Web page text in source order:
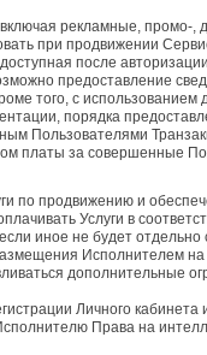
рекламные, промо-,
при продвижении
после
предоставление
того, с
порядка
Пользователями
платы за совершенные
по продвижению и
Услуги в
иное не будет
Исполнителем
дополнительные
Личного кабинета
Права на